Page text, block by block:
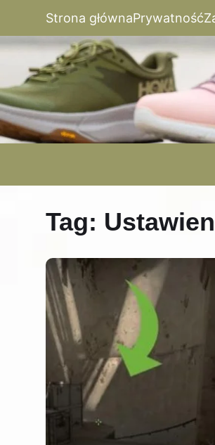
Strona głównaPrywatność
Tag: